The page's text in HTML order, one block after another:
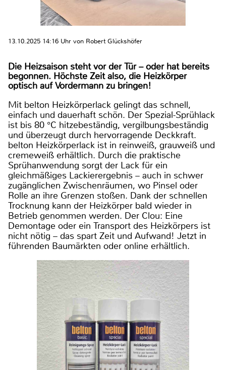
13.10.2025 14:16 Uhr von Robert Glückshöfer
Die Heizsaison steht vor der Tür – oder hat bereits
begonnen. Höchste Zeit also, die Heizkörper
optisch auf Vordermann zu bringen!
Mit belton Heizkörperlack gelingt das schnell,
einfach und dauerhaft schön. Der Spezial-Sprühlack
ist bis 80 °C hitzebeständig, vergilbungsbeständig
und überzeugt durch hervorragende Deckkraft.
belton Heizkörperlack ist in reinweiß, grauweiß und
cremeweiß erhältlich. Durch die praktische
Sprühanwendung sorgt der Lack für ein
gleichmäßiges Lackierergebnis – auch in schwer
zugänglichen Zwischenräumen, wo Pinsel oder
Rolle an ihre Grenzen stoßen. Dank der schnellen
Trocknung kann der Heizkörper bald wieder in
Betrieb genommen werden. Der Clou: Eine
Demontage oder ein Transport des Heizkörpers ist
nicht nötig – das spart Zeit und Aufwand! Jetzt in
führenden Baumärkten oder online erhältlich.